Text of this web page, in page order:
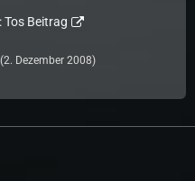
Tos Beitrag
(2. Dezember 2008)